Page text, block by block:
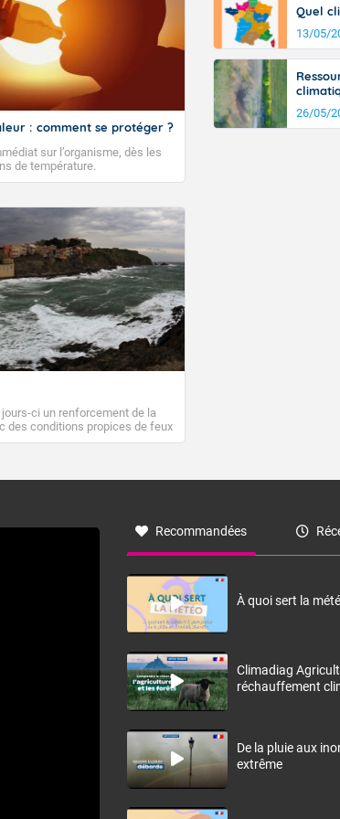
Fermer
: comment se protéger ?
sur l’organisme, dès les
de température.
ci un renforcement de la
des conditions propices de feux
la tramontane ? Quelles sont
qui part du Roussillon à la
montagneuses d’où
Quel
13/05/
26/05/
Recommandées
À quoi sert la
Climadiag
réchauffement
De la pluie aux
extrême